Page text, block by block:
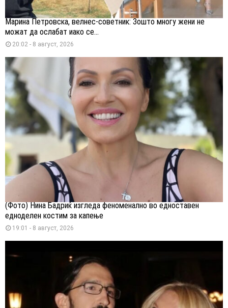
Марина Петровска, велнес-советник: Зошто многу жени не
можат да ослабат иако се...
20:02 - 8 август, 2026
(Фото) Нина Бадриќ изгледа феноменално во едноставен
едноделен костим за капење
19:01 - 8 август, 2026